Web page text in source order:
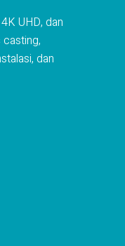
UHD, dan
dan